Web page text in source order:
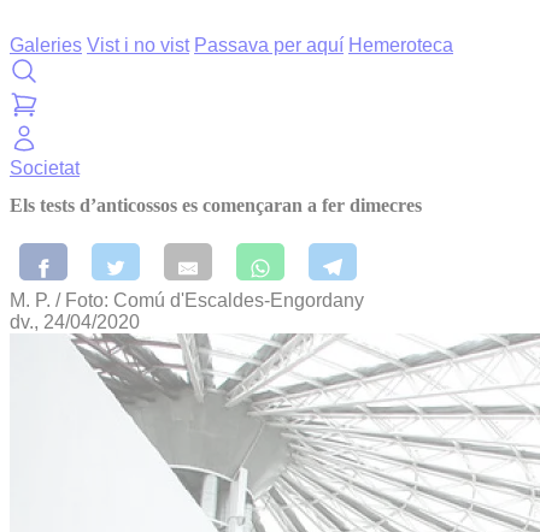
Galeries Vist i no vist Passava per aquí Hemeroteca
Societat
Els tests d’anticossos es començaran a fer dimecres
M. P. / Foto: Comú d'Escaldes-Engordany
dv., 24/04/2020